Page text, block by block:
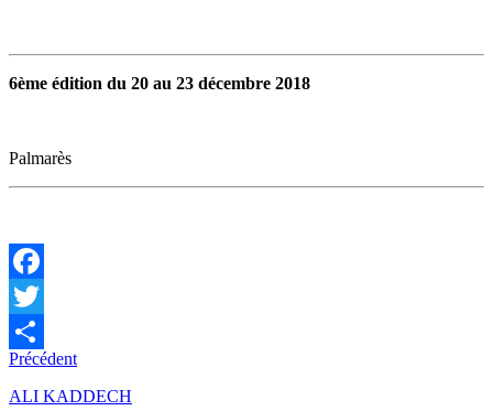
6ème édition du 20 au 23 décembre 2018
Palmarès
Facebook
Twitter
Partager
Précédent
ALI KADDECH